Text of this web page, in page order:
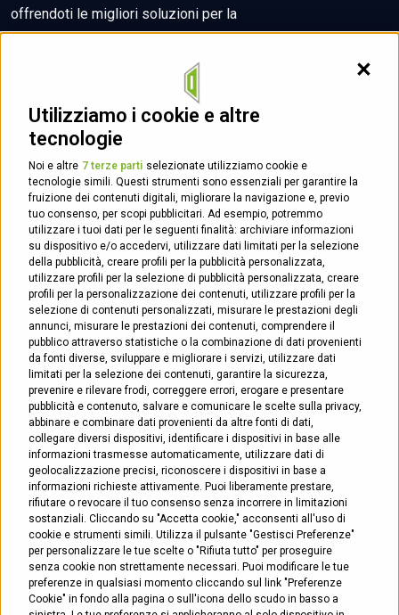
Utilizziamo i cookie e altre
tecnologie
Noi e altre 7 terze parti selezionate utilizziamo cookie e
tecnologie simili. Questi strumenti sono essenziali per garantire la
fruizione dei contenuti digitali, migliorare la navigazione e, previo
tuo consenso, per scopi pubblicitari. Ad esempio, potremmo
utilizzare i tuoi dati per le seguenti finalità: archiviare informazioni
su dispositivo e/o accedervi, utilizzare dati limitati per la selezione
della pubblicità, creare profili per la pubblicità personalizzata,
utilizzare profili per la selezione di pubblicità personalizzata, creare
profili per la personalizzazione dei contenuti, utilizzare profili per la
selezione di contenuti personalizzati, misurare le prestazioni degli
annunci, misurare le prestazioni dei contenuti, comprendere il
pubblico attraverso statistiche o la combinazione di dati provenienti
da fonti diverse, sviluppare e migliorare i servizi, utilizzare dati
limitati per la selezione dei contenuti, garantire la sicurezza,
prevenire e rilevare frodi, correggere errori, erogare e presentare
pubblicità e contenuto, salvare e comunicare le scelte sulla privacy,
abbinare e combinare dati provenienti da altre fonti di dati,
collegare diversi dispositivi, identificare i dispositivi in base alle
informazioni trasmesse automaticamente, utilizzare dati di
geolocalizzazione precisi, riconoscere i dispositivi in base a
informazioni richieste attivamente. Puoi liberamente prestare,
rifiutare o revocare il tuo consenso senza incorrere in limitazioni
sostanziali. Cliccando su "Accetta cookie," acconsenti all'uso di
cookie e strumenti simili. Utilizza il pulsante "Gestisci Preferenze"
per personalizzare le tue scelte o "Rifiuta tutto" per proseguire
senza cookie non strettamente necessari. Puoi modificare le tue
preferenze in qualsiasi momento cliccando sul link "Preferenze
Cookie" in fondo alla pagina o sull'icona dello scudo in basso a
offrendoti le migliori soluzioni per la
Servizi
Riparazione Tapparelle
Riparazione Zanzariere
Apertura Porte
Coibentazione Cassonetti
Contatti
Cosenza, viale Mancini 208
0984 1758128
Montepaone , via Cavour snc
0967 522451